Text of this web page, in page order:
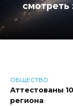
огорода в
ОБЩЕСТВО
Аттестованы
региона